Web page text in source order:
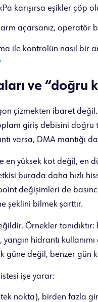
karışırsa eşikler çöp
açarsanız, operatör
ile kontrolün nasıl bir
ve “doğru
çizmekten ibaret
giriş debisini doğru
varsa, DMA mantığı
en yüksek kot değil, en
burada daha hızlı
değişimleri de
şeklini bilmek şarttır.
Örnekler
hidrantı
güne değil, benzer gün
işe yarar:
nokta), birden fazla